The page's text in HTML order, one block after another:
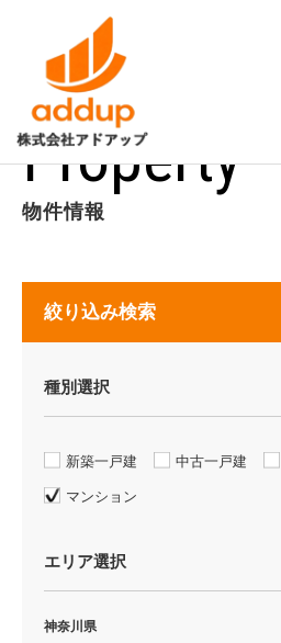
Property
物件情報
絞り込み検索
種別選択
新築一戸建 中古一戸建
マンション
エリア選択
神奈川県